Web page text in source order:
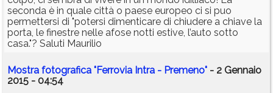
seconda è in quale città o paese europeo ci si puo
permettersi di "potersi dimenticare di chiudere a chiave la
porta, le finestre nelle afose notti estive, l’auto sotto
casa."? Saluti Maurilio
Mostra fotografica "Ferrovia Intra - Premeno" - 2 Gennaio
2015 - 04:54